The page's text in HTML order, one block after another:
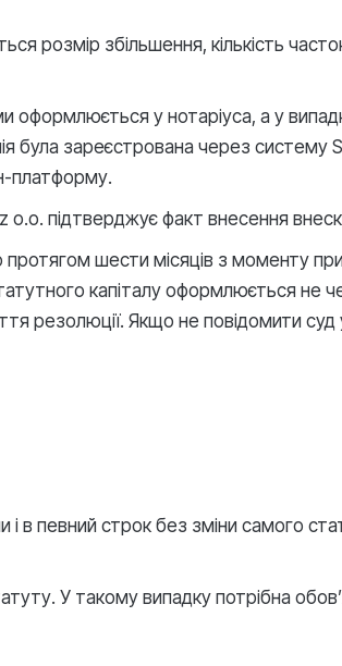
розмір збільшення, кількість часток
у нотаріуса, а у
була зареєстрована через систему
платформу.
o.o. підтверджує факт внесення
протягом шести місяців з моменту
капіталу оформлюється не
резолюції. Якщо не повідомити суд
в певний строк без зміни самого
У такому випадку потрібна